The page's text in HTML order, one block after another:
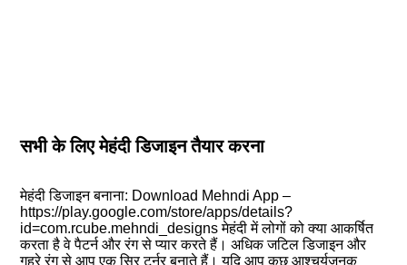
सभी के लिए मेहंदी डिजाइन तैयार करना
मेहंदी डिजाइन बनाना: Download Mehndi App –
https://play.google.com/store/apps/details?
id=com.rcube.mehndi_designs मेहंदी में लोगों को क्या आकर्षित
करता है वे पैटर्न और रंग से प्यार करते हैं। अधिक जटिल डिजाइन और
गहरे रंग से आप एक सिर टर्नर बनाते हैं। यदि आप कुछ आश्चर्यजनक